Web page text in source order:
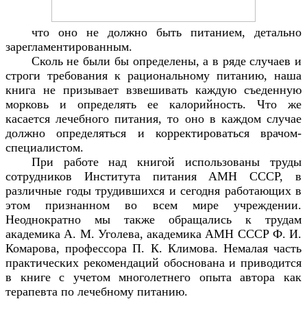
что оно не должно быть питанием, детально
зарегламентированным.
Сколь не были бы определены, а в ряде случаев и
строги требования к рациональному питанию, наша
книга не призывает взвешивать каждую съеденную
морковь и определять ее калорийность. Что же
касается лечебного питания, то оно в каждом случае
должно определяться и корректироваться врачом-
специалистом.
При работе над книгой использованы труды
сотрудников Института питания АМН СССР, в
различные годы трудившихся и сегодня работающих в
этом признанном во всем мире учреждении.
Неоднократно мы также обращались к трудам
академика А. М. Уголева, академика АМН СССР Ф. И.
Комарова, профессора П. К. Климова. Немалая часть
практических рекомендаций обоснована и приводится
в книге с учетом многолетнего опыта автора как
терапевта по лечебному питанию.